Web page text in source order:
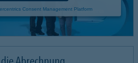
Consent Management Platform